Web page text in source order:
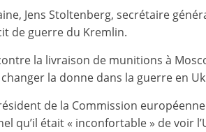
Jens Stoltenberg, secrétaire
de guerre du Kremlin.
la livraison de munitions à
changer la donne dans la guerre en
de la Commission
qu’il était « inconfortable » de voir